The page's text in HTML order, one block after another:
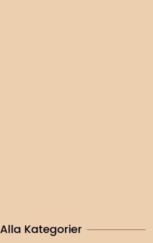
Alla Kategorier